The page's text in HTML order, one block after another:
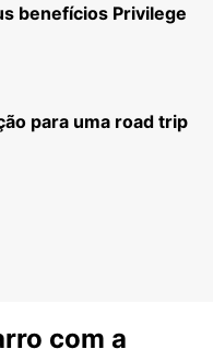
benefícios Privilege
para uma road trip
com a